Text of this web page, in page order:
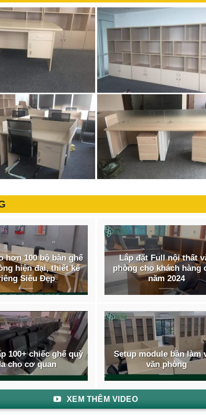
hơn 100 bộ bàn ghế
hiện đại, thiết kế
Siêu Đẹp
Lắp đặt Full nội thất
phòng cho khách hàng
năm 2024
100+ chiếc ghế quỳ
cho cơ quan
Setup module bàn làm
văn phòng
XEM THÊM VIDEO